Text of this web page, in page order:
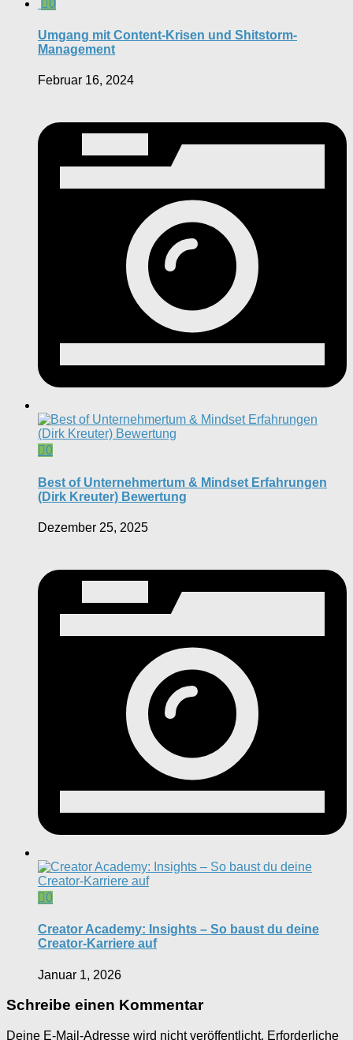
0
Umgang mit Content-Krisen und Shitstorm-
Management
Februar 16, 2024
0
Best of Unternehmertum & Mindset Erfahrungen
(Dirk Kreuter) Bewertung
Dezember 25, 2025
0
Creator Academy: Insights – So baust du deine
Creator-Karriere auf
Januar 1, 2026
Schreibe einen Kommentar
Deine E-Mail-Adresse wird nicht veröffentlicht. Erforderliche